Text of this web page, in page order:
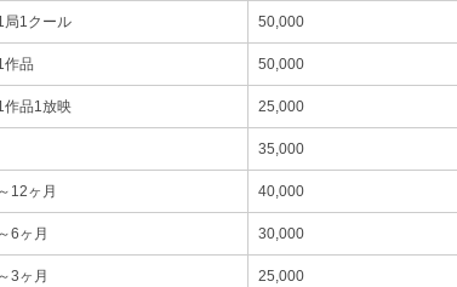
局1クール 50,000
作品 50,000
作品1放映 25,000
35,000
～12ヶ月 40,000
～6ヶ月 30,000
～3ヶ月 25,000